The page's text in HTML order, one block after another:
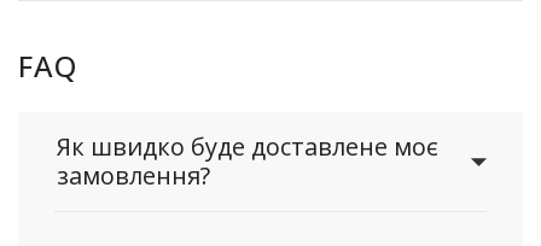
FAQ
Як швидко буде доставлене моє
замовлення?